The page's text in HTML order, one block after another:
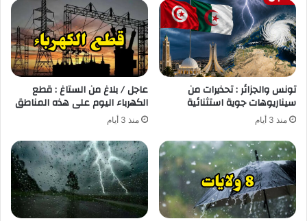
تونس والجزائر : تحذيرات من
سيناريوهات جوية استثنائية
منذ 3 أيام
عاجل / بلاغ من الستاغ : قطع
الكهرباء اليوم على هذه المناطق
منذ 3 أيام